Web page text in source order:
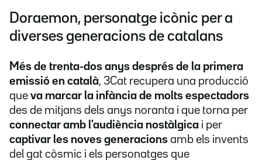
Doraemon, personatge icònic per a
diverses generacions de catalans
Més de trenta-dos anys després de la primera
emissió en català, 3Cat recupera una producció
que va marcar la infància de molts espectadors
des de mitjans dels anys noranta i que torna per
connectar amb l'audiència nostàlgica i per
captivar les noves generacions amb els invents
del gat còsmic i els personatges que